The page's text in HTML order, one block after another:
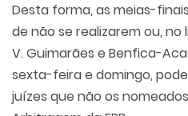
Desta forma, as meias-
de não se realizarem ou, no
V. Guimarães e Benfica-
sexta-feira e domingo,
juízes que não os